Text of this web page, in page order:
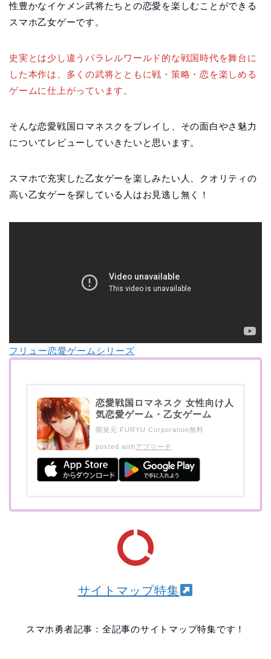
性豊かなイケメン武将たちとの恋愛を楽しむことができる
スマホ乙女ゲーです。
史実とは少し違うパラレルワールド的な戦国時代を舞台に
した本作は、多くの武将とともに戦・策略・恋を楽しめる
ゲームに仕上がっています。
そんな恋愛戦国ロマネスクをプレイし、その面白やさ魅力
についてレビューしていきたいと思います。
スマホで充実した乙女ゲーを楽しみたい人、クオリティの
高い乙女ゲーを探している人はお見逃し無く！
フリュー恋愛ゲームシリーズ
恋愛戦国ロマネスク 女性向け人
気恋愛ゲーム・乙女ゲーム
開発元: FURYU Corporation無料
posted withアプリーチ
サイトマップ特集
スマホ勇者記事：全記事のサイトマップ特集です！